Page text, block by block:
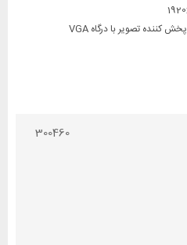
300460